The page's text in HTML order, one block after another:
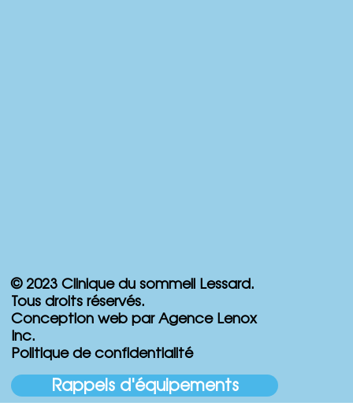
© 2023 Clinique du sommeil Lessard.
Tous droits réservés.
Conception web par Agence Lenox
Inc.
Politique de confidentialité
Rappels d'équipements